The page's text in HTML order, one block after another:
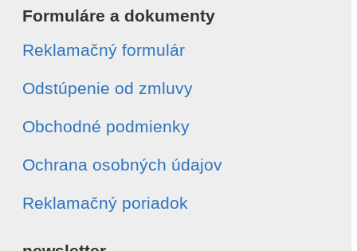
Formuláre a dokumenty
Reklamačný formulár
Odstúpenie od zmluvy
Obchodné podmienky
Ochrana osobných údajov
Reklamačný poriadok